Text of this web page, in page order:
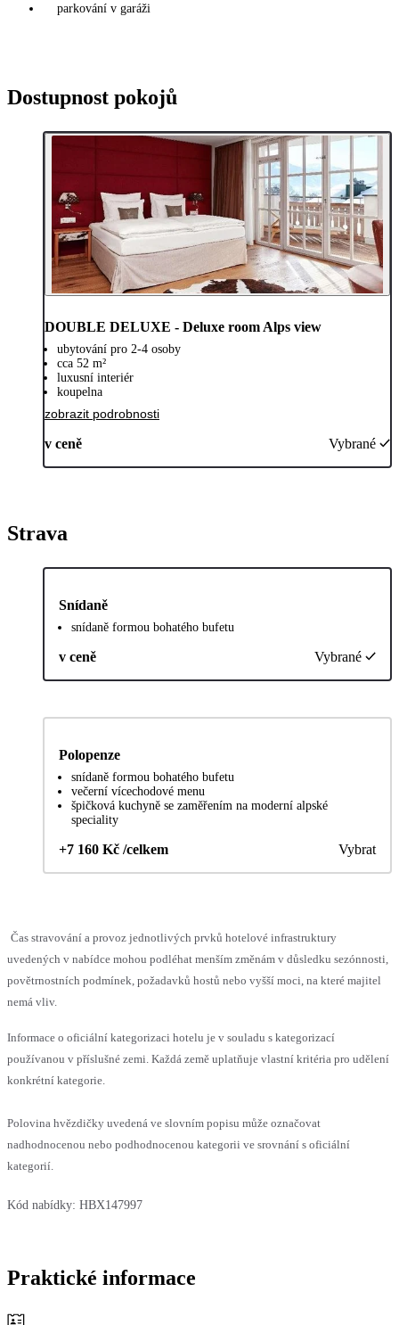
parkování v garáži
Dostupnost pokojů
DOUBLE DELUXE - Deluxe room Alps view
ubytování pro 2-4 osoby
cca 52 m²
luxusní interiér
koupelna
zobrazit podrobnosti
v ceně Vybrané
Strava
Snídaně
snídaně formou bohatého bufetu
v ceně Vybrané
Polopenze
snídaně formou bohatého bufetu
večerní vícechodové menu
špičková kuchyně se zaměřením na moderní alpské
speciality
+7 160 Kč /celkem Vybrat
Čas stravování a provoz jednotlivých prvků hotelové infrastruktury
uvedených v nabídce mohou podléhat menším změnám v důsledku sezónnosti,
povětrnostních podmínek, požadavků hostů nebo vyšší moci, na které majitel
nemá vliv.
Informace o oficiální kategorizaci hotelu je v souladu s kategorizací
používanou v příslušné zemi. Každá země uplatňuje vlastní kritéria pro udělení
konkrétní kategorie.
Polovina hvězdičky uvedená ve slovním popisu může označovat
nadhodnocenou nebo podhodnocenou kategorii ve srovnání s oficiální
kategorií.
Kód nabídky: HBX147997
Praktické informace